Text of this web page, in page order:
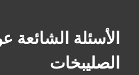
الأسئلة
الصليبخات